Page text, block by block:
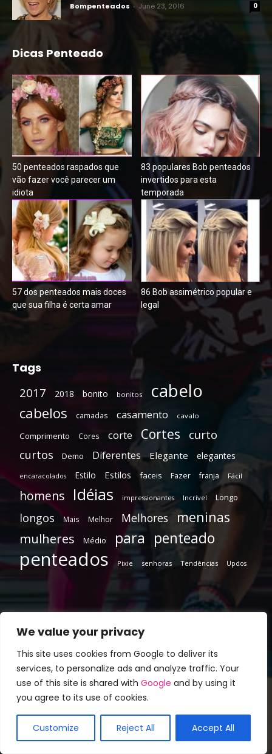
We value your privacy
This site uses cookies from Google to deliver its
services, to personalize ads and analyze traffic. Your
use of this site is shared with Google and by using it
you agree to its use of cookies.
Customize Reject All Accept All
Bompenteados - June 23, 2016 0
Dicas Penteado
50 penteados raspados que
vão fazer você parecer um
idiota
83 populares Bob penteados
invertidos para esta
temporada
57 dos penteados mais doces
que sua filha é certa amar
86 Bob assimétrico popular e
legal
Tags
2017 2018 bonito bonitos cabelo
cabelos camadas casamento cavalo
Comprimento Cores corte Cortes curto
curtos Demo Diferentes Elegante elegantes
encaracolados Estilo Estilos faceis Fazer franja Fácil
homens Idéias impressionantes Incrível Longo
longos Mais Melhor Melhores meninas
mulheres Médio para penteado
penteados Pixie senhoras Tendências Updos
SOBRE NÓS